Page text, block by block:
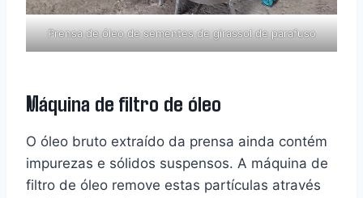
Prensa de óleo de sementes de girassol de parafuso
Máquina de filtro de óleo
O óleo bruto extraído da prensa ainda contém
impurezas e sólidos suspensos. A máquina de
filtro de óleo remove estas partículas através